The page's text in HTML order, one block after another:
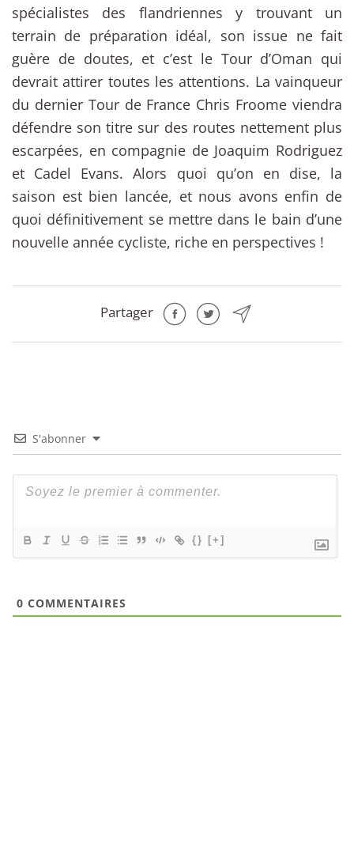
spécialistes des flandriennes y trouvant un
terrain de préparation idéal, son issue ne fait
guère de doutes, et c’est le Tour d’Oman qui
devrait attirer toutes les attentions. La vainqueur
du dernier Tour de France Chris Froome viendra
défendre son titre sur des routes nettement plus
escarpées, en compagnie de Joaquim Rodriguez
et Cadel Evans. Alors quoi qu’on en dise, la
saison est bien lancée, et nous avons enfin de
quoi définitivement se mettre dans le bain d’une
nouvelle année cycliste, riche en perspectives !
Partager
S'abonner
{} [+]
0 COMMENTAIRES